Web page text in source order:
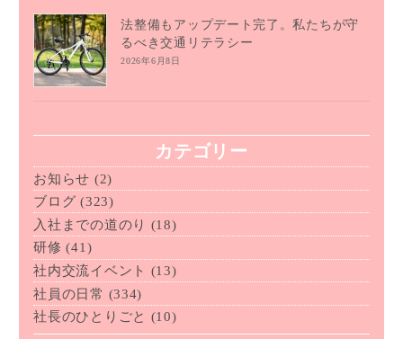
法整備もアップデート完了。私たちが守
るべき交通リテラシー
2026年6月8日
カテゴリー
お知らせ (2)
ブログ (323)
入社までの道のり (18)
研修 (41)
社内交流イベント (13)
社員の日常 (334)
社長のひとりごと (10)